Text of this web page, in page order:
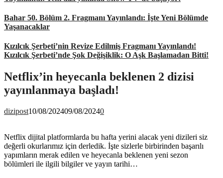
Bahar 50. Bölüm 2. Fragmanı Yayınlandı: İşte Yeni Bölümde
Yaşanacaklar
Kızılcık Şerbeti’nin Revize Edilmiş Fragmanı Yayınlandı!
Kızılcık Şerbeti’nde Şok Değişiklik: O Aşk Başlamadan Bitti!
Netflix’in heyecanla beklenen 2 dizisi
yayınlanmaya başladı!
dizipost10/08/202409/08/20240
Netflix dijital platformlarda bu hafta yerini alacak yeni dizileri siz
değerli okurlarımız için derledik. İşte sizlerle birbirinden başarılı
yapımların merak edilen ve heyecanla beklenen yeni sezon
bölümleri ile ilgili bilgiler ve yayın tarihi…